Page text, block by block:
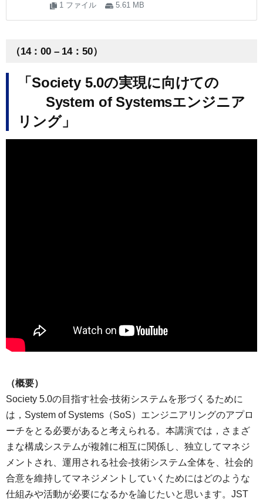
1 ファイル 5.61 MB
（14：00 – 14：50）
「Society 5.0の実現に向けての
System of Systemsエンジニア
リング」
（概要）
Society 5.0の目指す社会-技術システムを形づくるために
は，System of Systems（SoS）エンジニアリングのアプロ
ーチをとる必要があると考えられる。本講演では，さまざ
まな構成システムが複雑に相互に関係し、独立してマネジ
メントされ、運用される社会-技術システム全体を、社会的
合意を維持してマネジメントしていくためにはどのような
仕組みや活動が必要になるかを論じたいと思います。JST